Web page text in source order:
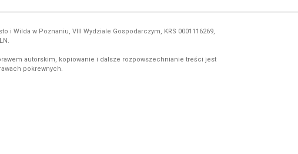
i Wilda w Poznaniu, VIII Wydziale Gospodarczym, KRS 0001116269,
autorskim, kopiowanie i dalsze rozpowszechnianie treści jest
pokrewnych.